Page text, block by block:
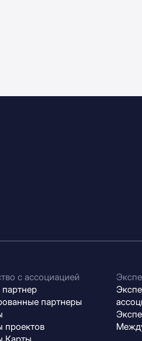
с ассоциацией
партнеры
проектов